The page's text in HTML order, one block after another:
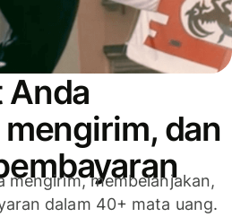
Anda
dan
mengirim, membelanjakan,
dalam 40+ mata uang.